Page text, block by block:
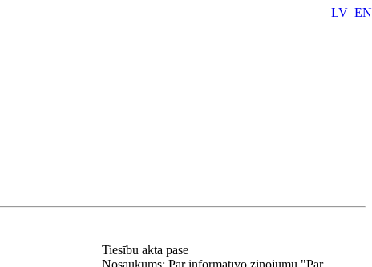
LV EN
Tiesību akta pase
Nosaukums: Par informatīvo ziņojumu "Par